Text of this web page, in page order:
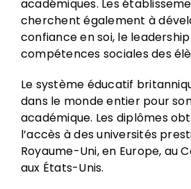
académiques. Les
cherchent également à
confiance en soi, le
compétences sociales des
Le système éducatif
dans le monde entier pour
académique. Les diplômes
l’accès à des universités
Royaume-Uni, en Europe, au
aux États-Unis.